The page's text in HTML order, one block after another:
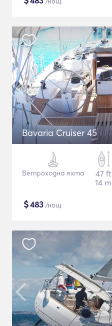
Bavaria Cruiser 45
Ветроходна яхта
47 ft
14 m
$483 /нощ